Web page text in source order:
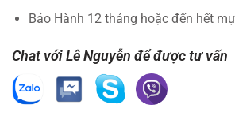
Bảo Hành 12 tháng hoặc đến hết
Chat với Lê Nguyễn để được tư vấn